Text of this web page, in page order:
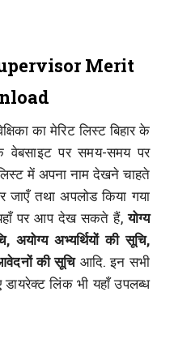
Merit
का मेरिट लिस्ट बिहार के
वेबसाइट पर समय-समय पर
में अपना नाम देखने चाहते
तथा अपलोड किया गया
पर आप देख सकते हैं,योग्य
अयोग्य अभ्यर्थियों की सूचि,
की सूचिआदि. इन सभी
लिंक भी यहाँ उपलब्ध